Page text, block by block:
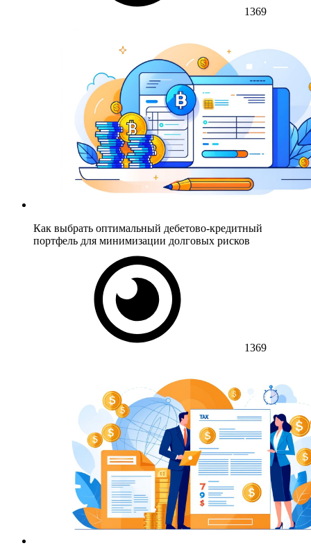
1369
Как выбрать оптимальный дебетово-кредитный
портфель для минимизации долговых рисков
1369